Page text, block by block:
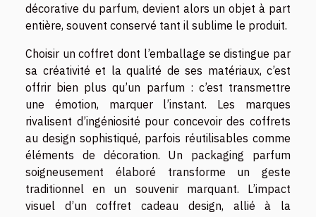
décorative du parfum, devient alors un objet à part
entière, souvent conservé tant il sublime le produit.
Choisir un coffret dont l’emballage se distingue par
sa créativité et la qualité de ses matériaux, c’est
offrir bien plus qu’un parfum : c’est transmettre
une émotion, marquer l’instant. Les marques
rivalisent d’ingéniosité pour concevoir des coffrets
au design sophistiqué, parfois réutilisables comme
éléments de décoration. Un packaging parfum
soigneusement élaboré transforme un geste
traditionnel en un souvenir marquant. L’impact
visuel d’un coffret cadeau design, allié à la